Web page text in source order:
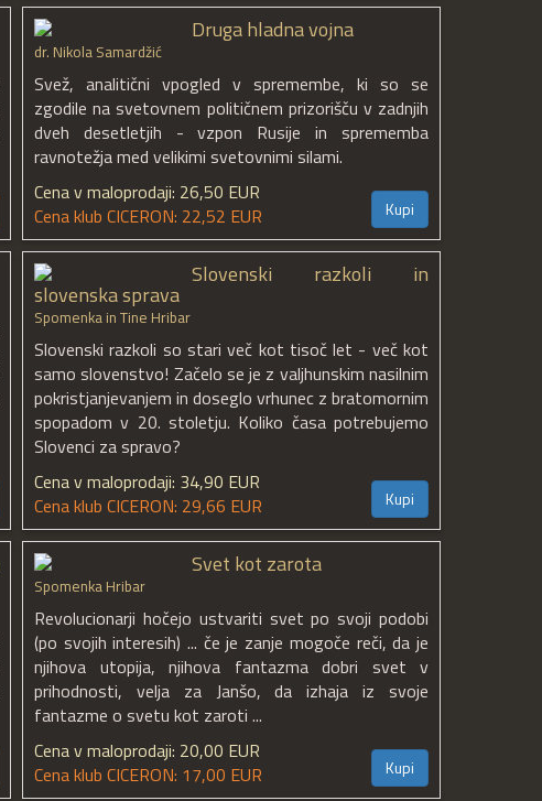
Druga hladna vojna
dr. Nikola Samardžić
Svež, analitični vpogled v spremembe, ki so se
zgodile na svetovnem političnem prizorišču v zadnjih
dveh desetletjih - vzpon Rusije in sprememba
ravnotežja med velikimi svetovnimi silami.
Cena v maloprodaji: 26,50 EUR
Cena klub CICERON: 22,52 EUR
Kupi
Slovenski razkoli in
slovenska sprava
Spomenka in Tine Hribar
Slovenski razkoli so stari več kot tisoč let - več kot
samo slovenstvo! Začelo se je z valjhunskim nasilnim
pokristjanjevanjem in doseglo vrhunec z bratomornim
spopadom v 20. stoletju. Koliko časa potrebujemo
Slovenci za spravo?
Cena v maloprodaji: 34,90 EUR
Cena klub CICERON: 29,66 EUR
Kupi
Svet kot zarota
Spomenka Hribar
Revolucionarji hočejo ustvariti svet po svoji podobi
(po svojih interesih) ... če je zanje mogoče reči, da je
njihova utopija, njihova fantazma dobri svet v
prihodnosti, velja za Janšo, da izhaja iz svoje
fantazme o svetu kot zaroti ...
Cena v maloprodaji: 20,00 EUR
Cena klub CICERON: 17,00 EUR
Kupi